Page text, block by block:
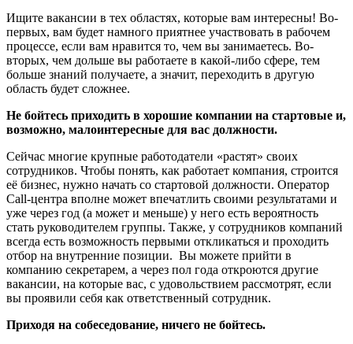
Ищите вакансии в тех областях, которые вам интересны! Во-
первых, вам будет намного приятнее участвовать в рабочем
процессе, если вам нравится то, чем вы занимаетесь. Во-
вторых, чем дольше вы работаете в какой-либо сфере, тем
больше знаний получаете, а значит, переходить в другую
область будет сложнее.
Не бойтесь приходить в хорошие компании на стартовые и,
возможно, малоинтересные для вас должности.
Сейчас многие крупные работодатели «растят» своих
сотрудников. Чтобы понять, как работает компания, строится
её бизнес, нужно начать со стартовой должности. Оператор
Call-центра вполне может впечатлить своими результатами и
уже через год (а может и меньше) у него есть вероятность
стать руководителем группы. Также, у сотрудников компаний
всегда есть возможность первыми откликаться и проходить
отбор на внутренние позиции. Вы можете прийти в
компанию секретарем, а через пол года откроются другие
вакансии, на которые вас, с удовольствием рассмотрят, если
вы проявили себя как ответственный сотрудник.
Приходя на собеседование, ничего не бойтесь.